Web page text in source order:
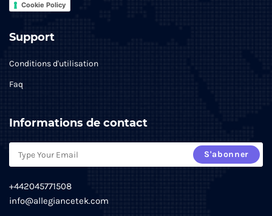
Cookie Policy
Support
Conditions d'utilisation
Faq
Informations de contact
S'abonner
+442045771508
info@allegiancetek.com